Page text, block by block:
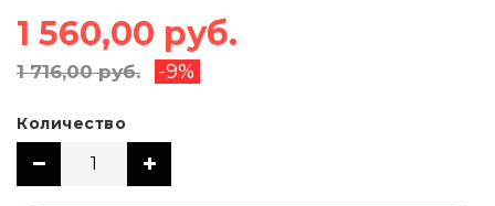
1 560,00 руб.
1 716,00 руб. -9%
Количество